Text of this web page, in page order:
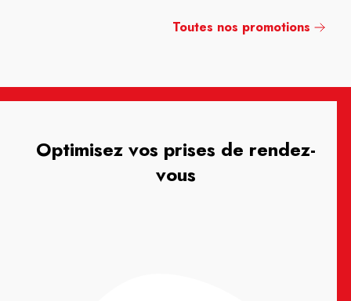
Toutes nos promotions
Optimisez vos prises de rendez-
vous